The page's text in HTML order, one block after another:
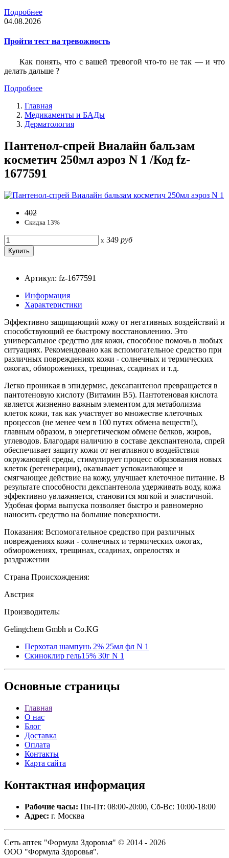
Подробнее
04.08.2026
Пройти тест на тревожность
Как понять, что с вашей тревогой что-то не так — и что
делать дальше ?
Подробнее
Главная
Медикаменты и БАДы
Дерматология
Пантенол-спрей Виалайн бальзам
косметич 250мл аэроз N 1 /Код fz-
1677591
402
Скидка 13%
x 349 руб
Артикул: fz-1677591
Информация
Характеристики
Эффективно защищающий кожу от негативных воздействий и
способствующий ее быстрому восстановлению. Это
универсальное средство для кожи, способное помочь в любых
ситуациях. Рекомендовано как вспомогательное средство при
различных повреждениях кожи - солнечных и термических
ожогах, обморожениях, трещинах, ссадинах и т.д.
Легко проникая в эпидермис, дексапантенол превращается в
пантотеновую кислоту (Витамин В5). Пантотеновая кислота
является жизненно важным элементом для метаболизма
клеток кожи, так как участвует во множестве клеточных
процессов (не менее чем в 100 путях обмена веществ!),
главным образом, в энергетическом обмене белков, жиров,
углеводов. Благодаря наличию в составе декспантенола, спрей
обеспечивает защиту кожи от негативного воздействия
окружающей среды, стимулирует процесс образования новых
клеток (регенерации), оказывает успокаивающее и
смягчающее действие на кожу, улучшает клеточное питание. В
результате способности декспантенола удерживать воду, кожа
эффективно увлажняется, становится мягкой и эластичной.
Удобная форма выпуска позволяет быстро и равномерно
наносить средство на большие поверхности.
Показания: Вспомогательное средство при различных
повреждениях кожи - солнечных и термических ожогах,
обморожениях, трещинах, ссадинах, опрелостях и
раздражении
Страна Происхождения:
Австрия
Производитель:
Gelingchem Gmbh и Co.KG
Перхотал шампунь 2% 25мл фл N 1
Скиноклир гель15% 30г N 1
Основные страницы
Главная
О нас
Блог
Доставка
Оплата
Контакты
Карта сайта
Контактная информация
Рабочие часы: Пн-Пт: 08:00-20:00, Сб-Вс: 10:00-18:00
Адрес: г. Москва
Сеть аптек "Формула Здоровья" © 2014 - 2026
ООО "Формула Здоровья".